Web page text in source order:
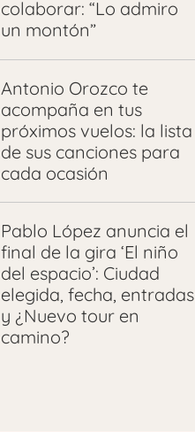
colaborar: “Lo admiro
un montón”
Antonio Orozco te
acompaña en tus
próximos vuelos: la lista
de sus canciones para
cada ocasión
Pablo López anuncia el
final de la gira ‘El niño
del espacio’: Ciudad
elegida, fecha, entradas
y ¿Nuevo tour en
camino?